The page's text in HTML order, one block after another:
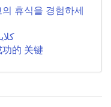
휴식을 경험하세
的 关键